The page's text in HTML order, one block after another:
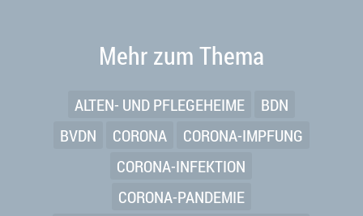
Mehr zum Thema
ALTEN- UND PFLEGEHEIME
BDN
BVDN
CORONA
CORONA-IMPFUNG
CORONA-INFEKTION
CORONA-PANDEMIE